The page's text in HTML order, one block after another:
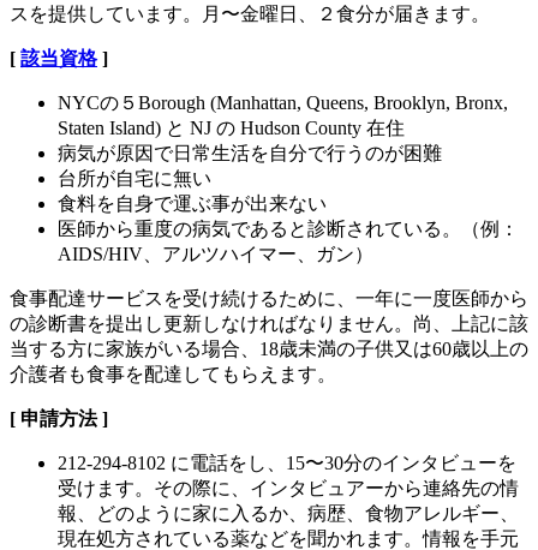
スを提供しています。月〜金曜日、２食分が届きます。
[ 該当資格]
NYCの５Borough (Manhattan, Queens, Brooklyn, Bronx,
Staten Island) と NJ の Hudson County 在住
病気が原因で日常生活を自分で行うのが困難
台所が自宅に無い
食料を自身で運ぶ事が出来ない
医師から重度の病気であると診断されている。（例：
AIDS/HIV、アルツハイマー、ガン）
食事配達サービスを受け続けるために、一年に一度医師から
の診断書を提出し更新しなければなりません。尚、上記に該
当する方に家族がいる場合、18歳未満の子供又は60歳以上の
介護者も食事を配達してもらえます。
[ 申請方法 ]
212-294-8102 に電話をし、15〜30分のインタビューを
受けます。その際に、インタビュアーから連絡先の情
報、どのように家に入るか、病歴、食物アレルギー、
現在処方されている薬などを聞かれます。情報を手元